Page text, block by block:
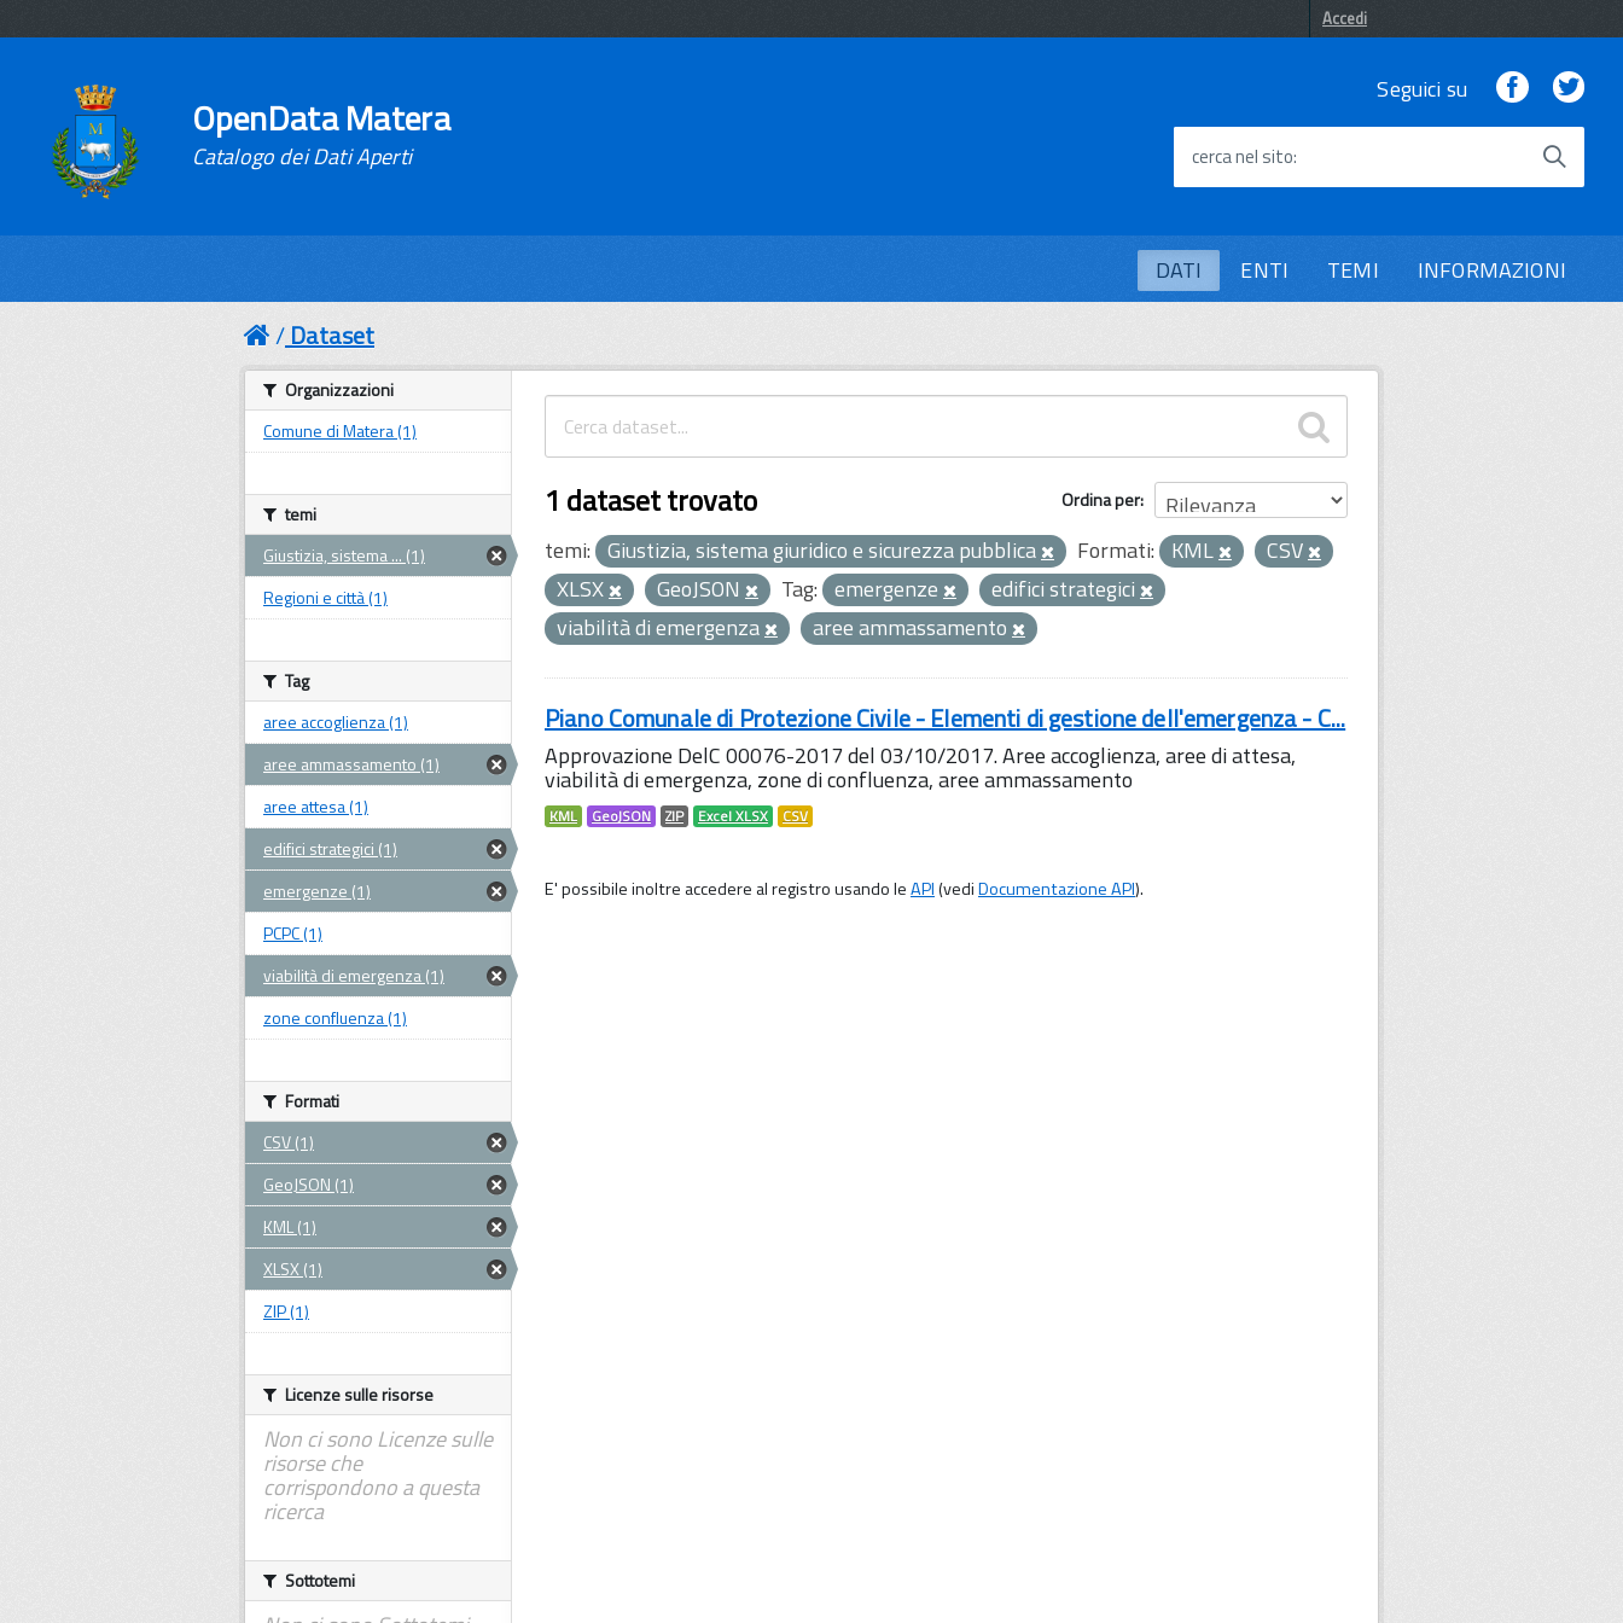
Accedi
OpenData Matera
Catalogo dei Dati Aperti
Seguici su Facebook
cerca nel sito
DATI ENTI TEMI INFORMAZIONI
Dataset
Ordina per
1 dataset trovato
temi: Giustizia, sistema giuridico e sicurezza pubblica Formati: KML
CSV
XLSX
GeoJSON Tag: emergenze
edifici strategici
viabilità di emergenza
aree ammassamento
Piano Comunale di Protezione Civile - Elementi di gestione dell'emergenza - C...
Approvazione DelC 00076-2017 del 03/10/2017. Aree accoglienza, aree di attesa,
viabilità di emergenza, zone di confluenza, aree ammassamento
KML GeoJSON ZIP Excel XLSX CSV
E' possibile inoltre accedere al registro usando leAPI(vediDocumentazione API).
Organizzazioni
Comune di Matera (1)
temi
Giustizia, sistema ... (1)
Regioni e città (1)
Tag
aree accoglienza (1)
aree ammassamento (1)
aree attesa (1)
edifici strategici (1)
emergenze (1)
PCPC (1)
viabilità di emergenza (1)
zone confluenza (1)
Formati
CSV (1)
GeoJSON (1)
KML (1)
XLSX (1)
ZIP (1)
Licenze sulle risorse
Non ci sono Licenze sulle
risorse che
corrispondono a questa
ricerca
Sottotemi